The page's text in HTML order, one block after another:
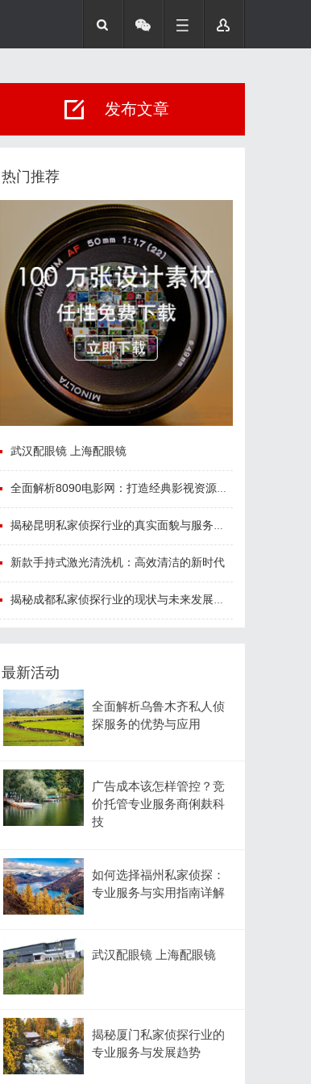
发布文章
热门推荐
武汉配眼镜 上海配眼镜
全面解析8090电影网：打造经典影视资源一站式平台
揭秘昆明私家侦探行业的真实面貌与服务价值
新款手持式激光清洗机：高效清洁的新时代
揭秘成都私家侦探行业的现状与未来发展趋势
最新活动
全面解析乌鲁木齐私人侦
探服务的优势与应用
广告成本该怎样管控？竞
价托管专业服务商俐麸科
技
如何选择福州私家侦探：
专业服务与实用指南详解
武汉配眼镜 上海配眼镜
揭秘厦门私家侦探行业的
专业服务与发展趋势